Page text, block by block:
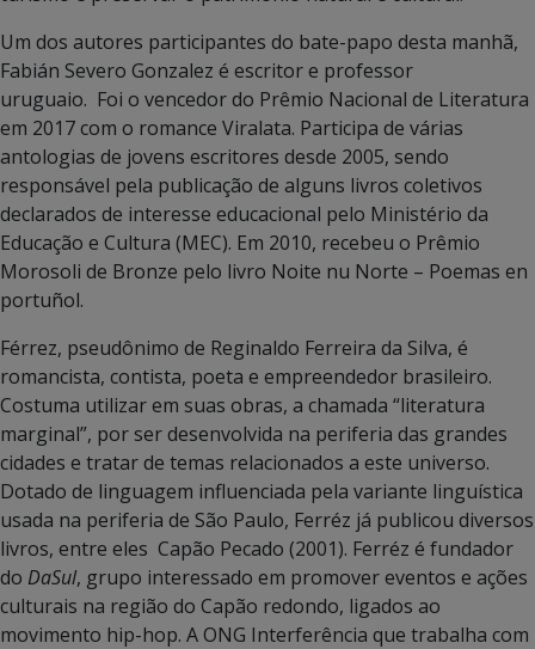
Um dos autores participantes do bate-papo desta manhã,
Fabián Severo Gonzalez é escritor e professor
uruguaio. Foi o vencedor do Prêmio Nacional de Literatura
em 2017 com o romance Viralata. Participa de várias
antologias de jovens escritores desde 2005, sendo
responsável pela publicação de alguns livros coletivos
declarados de interesse educacional pelo Ministério da
Educação e Cultura (MEC). Em 2010, recebeu o Prêmio
Morosoli de Bronze pelo livro Noite nu Norte – Poemas en
portuñol.
Férrez, pseudônimo de Reginaldo Ferreira da Silva, é
romancista, contista, poeta e empreendedor brasileiro.
Costuma utilizar em suas obras, a chamada “literatura
marginal”, por ser desenvolvida na periferia das grandes
cidades e tratar de temas relacionados a este universo.
Dotado de linguagem influenciada pela variante linguística
usada na periferia de São Paulo, Ferréz já publicou diversos
livros, entre eles Capão Pecado (2001). Ferréz é fundador
do DaSul, grupo interessado em promover eventos e ações
culturais na região do Capão redondo, ligados ao
movimento hip-hop. A ONG Interferência que trabalha com